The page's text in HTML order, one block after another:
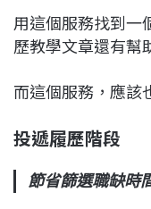
用這個服務找到一
歷教學文章還有幫
而這個服務，應該
投遞履歷階段
節省篩選職缺時